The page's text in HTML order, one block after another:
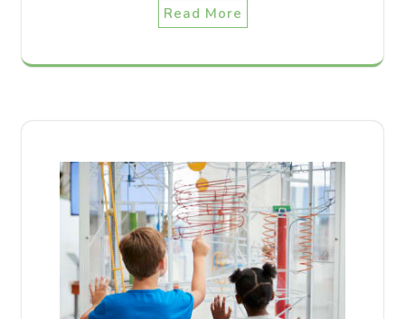
Read More